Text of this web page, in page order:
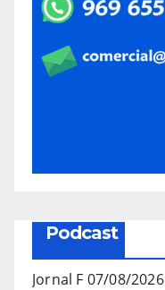
Podcast
Jornal F 07/08/2026